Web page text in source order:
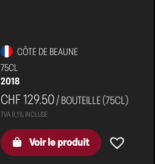
CÔTE DE BEAUNE
75CL
2018
CHF 129.50/ BOUTEILLE (75CL)
Voir le produit